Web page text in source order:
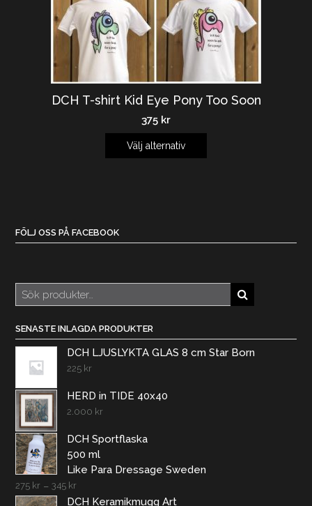
DCH T-shirt Kid Eye Pony Too Soon
375 kr
Välj alternativ
FÖLJ OSS PÅ FACEBOOK
Sök
efter:
SENASTE INLAGDA PRODUKTER
DCH LJUSLYKTA GLAS 8 cm Star Born
225 kr
HERD in TIDE 40x40
2.000 kr
DCH Sportflaska
500 ml
Like Para Dressage Sweden
275 kr – 345 kr
DCH Keramikmugg Art